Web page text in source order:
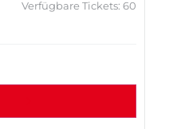
Verfügbare Tickets: 60